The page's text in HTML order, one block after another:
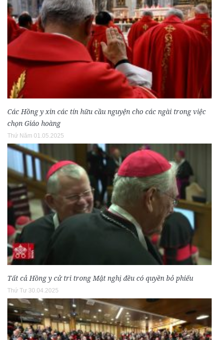
Các Hồng y xin các tín hữu cầu nguyện cho các ngài trong việc
chọn Giáo hoàng
Thứ Năm 01.05.2025
Tất cả Hồng y cử tri trong Mật nghị đều có quyền bỏ phiếu
Thứ Tư 30.04.2025